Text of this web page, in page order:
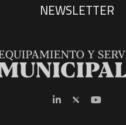
NEWSLETTER